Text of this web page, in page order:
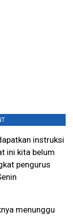
instruksi
ini kita belum
pengurus
menunggu